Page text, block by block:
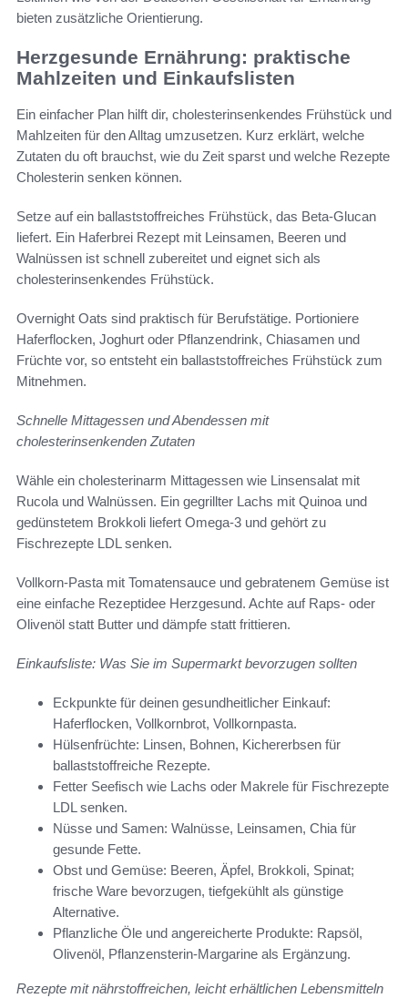
bieten zusätzliche Orientierung.
Herzgesunde Ernährung: praktische
Mahlzeiten und Einkaufslisten
Ein einfacher Plan hilft dir, cholesterinsenkendes Frühstück und
Mahlzeiten für den Alltag umzusetzen. Kurz erklärt, welche
Zutaten du oft brauchst, wie du Zeit sparst und welche Rezepte
Cholesterin senken können.
Setze auf ein ballaststoffreiches Frühstück, das Beta‑Glucan
liefert. Ein Haferbrei Rezept mit Leinsamen, Beeren und
Walnüssen ist schnell zubereitet und eignet sich als
cholesterinsenkendes Frühstück.
Overnight Oats sind praktisch für Berufstätige. Portioniere
Haferflocken, Joghurt oder Pflanzendrink, Chiasamen und
Früchte vor, so entsteht ein ballaststoffreiches Frühstück zum
Mitnehmen.
Schnelle Mittagessen und Abendessen mit
cholesterinsenkenden Zutaten
Wähle ein cholesterinarm Mittagessen wie Linsensalat mit
Rucola und Walnüssen. Ein gegrillter Lachs mit Quinoa und
gedünstetem Brokkoli liefert Omega‑3 und gehört zu
Fischrezepte LDL senken.
Vollkorn‑Pasta mit Tomatensauce und gebratenem Gemüse ist
eine einfache Rezeptidee Herzgesund. Achte auf Raps‑ oder
Olivenöl statt Butter und dämpfe statt frittieren.
Einkaufsliste: Was Sie im Supermarkt bevorzugen sollten
Eckpunkte für deinen gesundheitlicher Einkauf:
Haferflocken, Vollkornbrot, Vollkornpasta.
Hülsenfrüchte: Linsen, Bohnen, Kichererbsen für
ballaststoffreiche Rezepte.
Fetter Seefisch wie Lachs oder Makrele für Fischrezepte
LDL senken.
Nüsse und Samen: Walnüsse, Leinsamen, Chia für
gesunde Fette.
Obst und Gemüse: Beeren, Äpfel, Brokkoli, Spinat;
frische Ware bevorzugen, tiefgekühlt als günstige
Alternative.
Pflanzliche Öle und angereicherte Produkte: Rapsöl,
Olivenöl, Pflanzensterin‑Margarine als Ergänzung.
Rezepte mit nährstoffreichen, leicht erhältlichen Lebensmitteln